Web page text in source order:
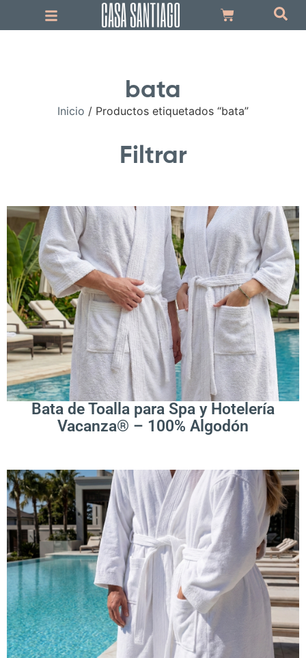
bata
Inicio / Productos etiquetados “bata”
Filtrar
.
Leer Más
Bata de Toalla para Spa y Hotelería
Vacanza® – 100% Algodón
.
Leer Más